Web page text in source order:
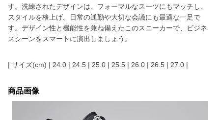
す。洗練されたデザインは、フォーマルなスーツにもマッチし、
スタイルを格上げ。日常の通勤や大切な会議にも最適な一足で
す。デザイン性と機能性を兼ね備えたこのスニーカーで、ビジネ
スシーンをスマートに演出しましょう。
| サイズ(cm) | 24.0 | 24.5 | 25.0 | 25.5 | 26.0 | 26.5 | 27.0 |
商品画像